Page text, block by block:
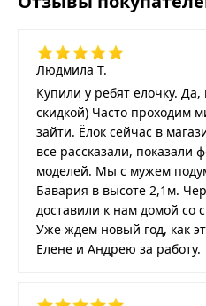
Людмила Т.
Купили у ребят елочку. Да,
скидкой) Часто проходим
зайти. Ёлок сейчас в
все рассказали, показали
моделей. Мы с мужем
Бавария в высоте 2,1м.
доставили к нам домой со
Уже ждем новый год, как
Елене и Андрею за работу.